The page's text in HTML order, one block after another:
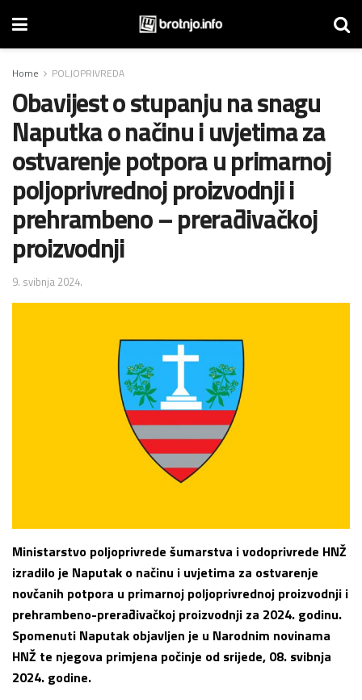
Home POLJOPRIVREDA
Obavijest o stupanju na snagu
Naputka o načinu i uvjetima za
ostvarenje potpora u primarnoj
poljoprivrednoj proizvodnji i
prehrambeno – prerađivačkoj
proizvodnji
9. svibnja 2024.
Ministarstvo poljoprivrede šumarstva i vodoprivrede HNŽ
izradilo je Naputak o načinu i uvjetima za ostvarenje
novčanih potpora u primarnoj poljoprivrednoj proizvodnji i
prehrambeno-prerađivačkoj proizvodnji za 2024. godinu.
Spomenuti Naputak objavljen je u Narodnim novinama
HNŽ te njegova primjena počinje od srijede, 08. svibnja
2024. godine.